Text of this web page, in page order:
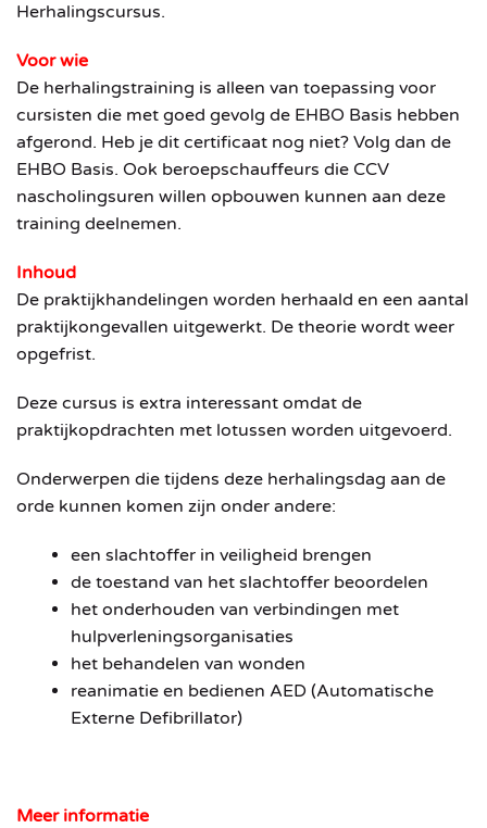
Herhalingscursus.
Voor wie
De herhalingstraining is alleen van toepassing voor
cursisten die met goed gevolg de EHBO Basis hebben
afgerond. Heb je dit certificaat nog niet? Volg dan de
EHBO Basis. Ook beroepschauffeurs die CCV
nascholingsuren willen opbouwen kunnen aan deze
training deelnemen.
Inhoud
De praktijkhandelingen worden herhaald en een aantal
praktijkongevallen uitgewerkt. De theorie wordt weer
opgefrist.
Deze cursus is extra interessant omdat de
praktijkopdrachten met lotussen worden uitgevoerd.
Onderwerpen die tijdens deze herhalingsdag aan de
orde kunnen komen zijn onder andere:
een slachtoffer in veiligheid brengen
de toestand van het slachtoffer beoordelen
het onderhouden van verbindingen met
hulpverleningsorganisaties
het behandelen van wonden
reanimatie en bedienen AED (Automatische
Externe Defibrillator)
Meer informatie